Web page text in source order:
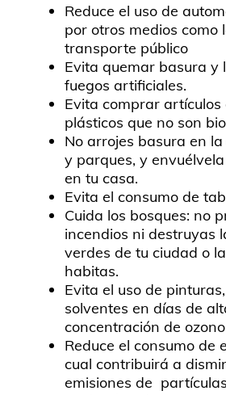
Reduce el uso de
por otros medios como
transporte público
Evita quemar basura y
fuegos artificiales.
Evita comprar artículos
plásticos que no son
No arrojes basura en
y parques, y
en tu casa.
Evita el consumo de
Cuida los bosques: no
incendios ni destruyas
verdes de tu ciudad o
habitas.
Evita el uso de
solventes en días de
concentración de
Reduce el consumo de
cual contribuirá a
emisiones de partículas